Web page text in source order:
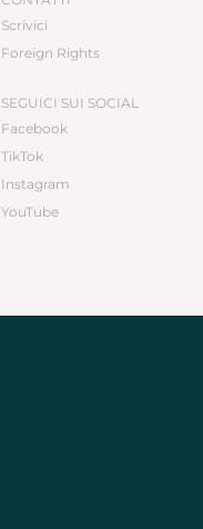
Scrivici
Foreign Rights
SEGUICI SUI SOCIAL
Facebook
TikTok
Instagram
YouTube